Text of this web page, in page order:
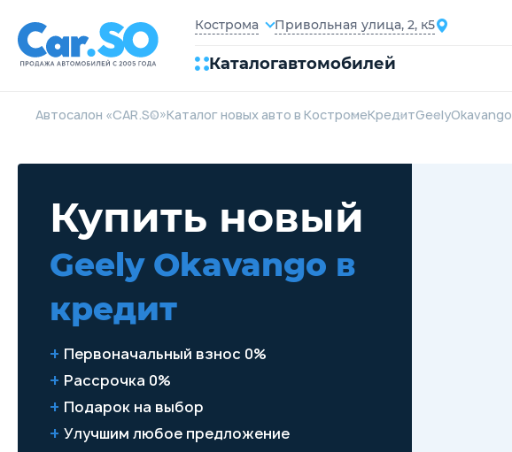
Кострома Привольная улица, 2, к5
Каталогавтомобилей
Автосалон «CAR.SO»Каталог новых авто в КостромеКредитGeelyOkavango
Купить новый
Geely Okavango в
кредит
Первоначальный взнос 0%
Рассрочка 0%
Подарок на выбор
Улучшим любое предложение